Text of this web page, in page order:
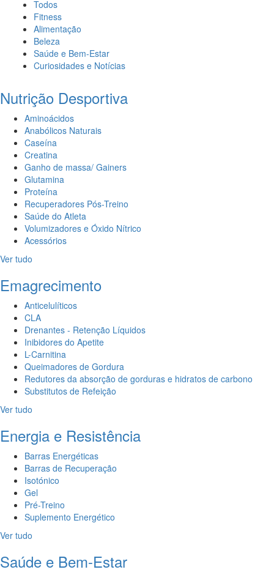
Todos
Fitness
Alimentação
Beleza
Saúde e Bem-Estar
Curiosidades e Notícias
Nutrição Desportiva
Aminoácidos
Anabólicos Naturais
Caseína
Creatina
Ganho de massa/ Gainers
Glutamina
Proteína
Recuperadores Pós-Treino
Saúde do Atleta
Volumizadores e Óxido Nítrico
Acessórios
Ver tudo
Emagrecimento
Anticelulíticos
CLA
Drenantes - Retenção Líquidos
Inibidores do Apetite
L-Carnitina
Queimadores de Gordura
Redutores da absorção de gorduras e hidratos de carbono
Substitutos de Refeição
Ver tudo
Energia e Resistência
Barras Energéticas
Barras de Recuperação
Isotónico
Gel
Pré-Treino
Suplemento Energético
Ver tudo
Saúde e Bem-Estar